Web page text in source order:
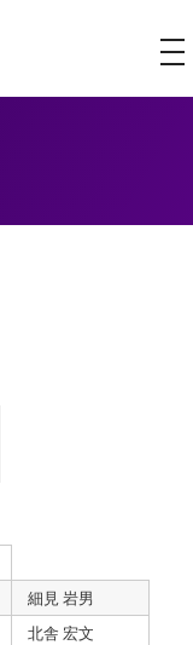
細見 岩男
北舎 宏文